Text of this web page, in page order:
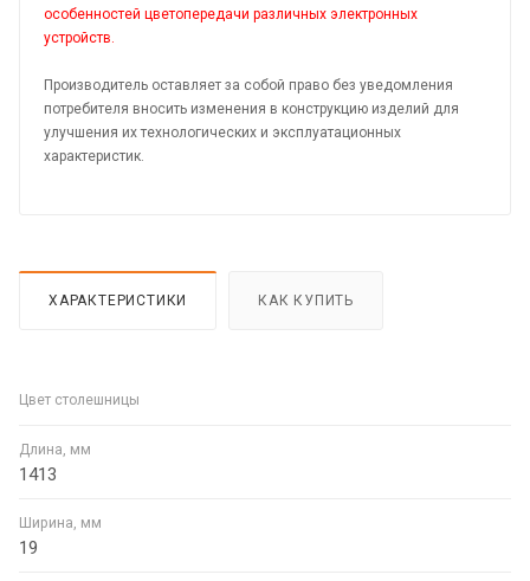
особенностей цветопередачи различных электронных
устройств.
Производитель оставляет за собой право без уведомления
потребителя вносить изменения в конструкцию изделий для
улучшения их технологических и эксплуатационных
характеристик.
ХАРАКТЕРИСТИКИ КАК КУПИТЬ
Цвет столешницы
Длина, мм
1413
Ширина, мм
19